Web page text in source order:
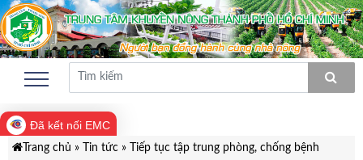
Đã kết nối EMC
Trang chủ » Tin tức»
Tiếp tục tập trung phòng, chống bệnh